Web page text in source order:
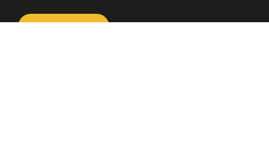
ASSINE